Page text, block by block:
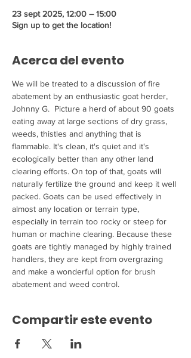
23 sept 2025, 12:00 – 15:00
Sign up to get the location!
Acerca del evento
We will be treated to a discussion of fire
abatement by an enthusiastic goat herder,
Johnny G.  Picture a herd of about 90 goats
eating away at large sections of dry grass,
weeds, thistles and anything that is
flammable. It's clean, it's quiet and it's
ecologically better than any other land
clearing efforts. On top of that, goats will
naturally fertilize the ground and keep it well
packed. Goats can be used effectively in
almost any location or terrain type,
especially in terrain too rocky or steep for
human or machine clearing. Because these
goats are tightly managed by highly trained
handlers, they are kept from overgrazing
and make a wonderful option for brush
abatement and weed control.
Compartir este evento